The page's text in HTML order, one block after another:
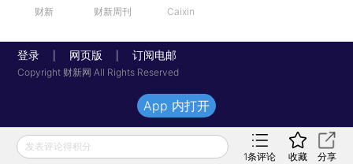
财新 财新周刊 Caixin
登录 网页版 订阅电邮
Copyright 财新网 All Rights Reserved
发表评论得积分
1条评论 收藏 分享
App 内打开